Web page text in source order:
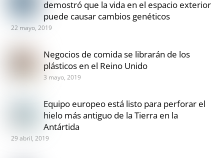
demostró que la vida en el espacio exterior
puede causar cambios genéticos
22 mayo, 2019
Negocios de comida se librarán de los
plásticos en el Reino Unido
3 mayo, 2019
Equipo europeo está listo para perforar el
hielo más antiguo de la Tierra en la
Antártida
29 abril, 2019